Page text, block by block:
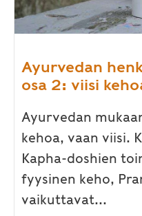
Ayurvedan
osa 2: viisi
Ayurvedan
kehoa, vaan viisi.
Kapha-doshien
fyysinen keho,
vaikuttavat...